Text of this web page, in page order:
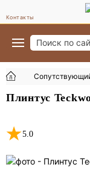
Контакты
Плинтус
5.0